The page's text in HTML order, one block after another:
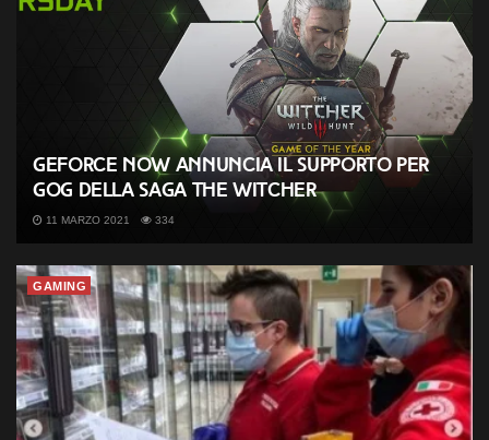
GeForce Now annuncia il supporto per
GOG della saga The Witcher
11 MARZO 2021 334
GAMING